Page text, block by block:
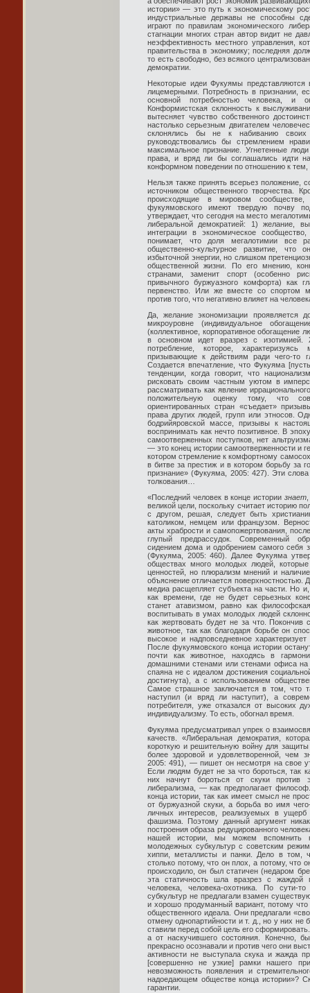
истории» — это путь к экономическому
индустриальные державы не способны
играют по правилам экономического
стагнации многих стран автор видит не
неэффективность местного управления,
правительства в экономику; последняя
то есть свободно, без всякого
демократии.
Некоторые идеи Фукуямы
лицемерными. Потребность в признании,
основной потребностью человека, и
Конформистская склонность к
вытесняет чувство собственного
настолько серьезным двигателем
склонялись бы не к набиванию
руководствовались бы стремлением
максимальное признание. Угнетенные
права, и вряд ли бы соглашались идти
конформном поведении по отношению к тем,
Нельзя также принять всерьез положение,
источником общественного творчества.
происходящие в мировом сообществе,
фукуямовского имеют твердую почву
утверждает, что сегодня на место
либеральной демократией: 1) желание,
интеграции в экономическое
понимает, что доля мегалотимии все
общественно-культурное развитие,
избыточной энергии, но слишком
общественной жизни. По его мнению,
странами, заменит спорт (особенно
привычного буржуазного комфорта) как
первенство. Или же вместе со спортом
против того, что негативно влияет на
Да, желание экономизации проявляется
микроуровне (индивидуальное
(коллективное, корпоративное обогащение
в основном идет вразрез с
потребление, которое,
призывающие к действиям ради чего-то
Создается впечатление, что Фукуяма
тенденции, когда говорит, что
рисковать своим частным уютом в
рассматривать как явление
положительную оценку тому, что
ориентированных стран «съедает»
права других людей, групп или этносов.
бодрийяровской массе, призывы к
воспринимать как нечто позитивное. В
самоотверженных поступков, нет
— это конец истории самоотверженности и
котором стремление к комфортному
в битве за престиж и в котором борьбу за
признание» (Фукуяма, 2005: 427). Эти
толкования…
«Последний человек в конце историизнает
великой цели, поскольку считает историю
с другом, решая, следует быть
католиком, немцем или французом.
акты храбрости и самопожертвования,
глупый предрассудок. Современный
сидением дома и одобрением самого себя
(Фукуяма, 2005: 460). Далее Фукуяма
обществах много молодых людей,
ценностей, но плюрализм мнений и
объяснение отличается
медиа расщепляет субъекта на части. Но
как времени, где не будет серьезных
станет атавизмом, равно как
воспитывать в умах молодых людей
как жертвовать будет не за что. Покончив
животное, так как благодаря борьбе он
высокое и надповседневное
После фукуямовского конца истории
почти как животное, находясь в
домашними стенами или стенами офиса на
спаяна не с идеалом достижения
достигнута), а с использованием
Самое страшное заключается в том, что
наступил (и вряд ли наступит), а
потребителя, уже отказался от высоких
индивидуализму. То есть, обогнал время.
Фукуяма предусматривал упрек о
качеств. «Либеральная демократия,
короткую и решительную войну для
более здоровой и удовлетворенной,
2005: 491), — пишет он несмотря на свое
Если людям будет не за что бороться, так
них начнут бороться от скуки против
либерализма, — как предполагает
конца истории, так как имеет смысл не
от буржуазной скуки, а борьба во имя
личных интересов, реализуемых в
фашизма. Поэтому данный аргумент
построения образа редуцированного
нашей истории, мы можем вспомнить
молодежных субкультур с советским
хиппи, металлисты и панки. Дело в том,
столько потому, что он плох, а потому, что
происходило, он был статичен (недаром
эта статичность шла вразрез с жаждой
человека, человека-охотника. По сути-
субкультур не предлагали взамен
и хорошо продуманный вариант, потому что
общественного идеала. Они предлагали
отмену однопартийности и т. д., но у них не
ставили перед собой цель его
а от наскучившего состояния. Конечно,
прекрасно осознавали и против чего они
активности не выступала скука и жажда
[совершенно не узкие] рамки нашего
невозможность появления и
надоедающем обществе конца истории»?
гарантии.